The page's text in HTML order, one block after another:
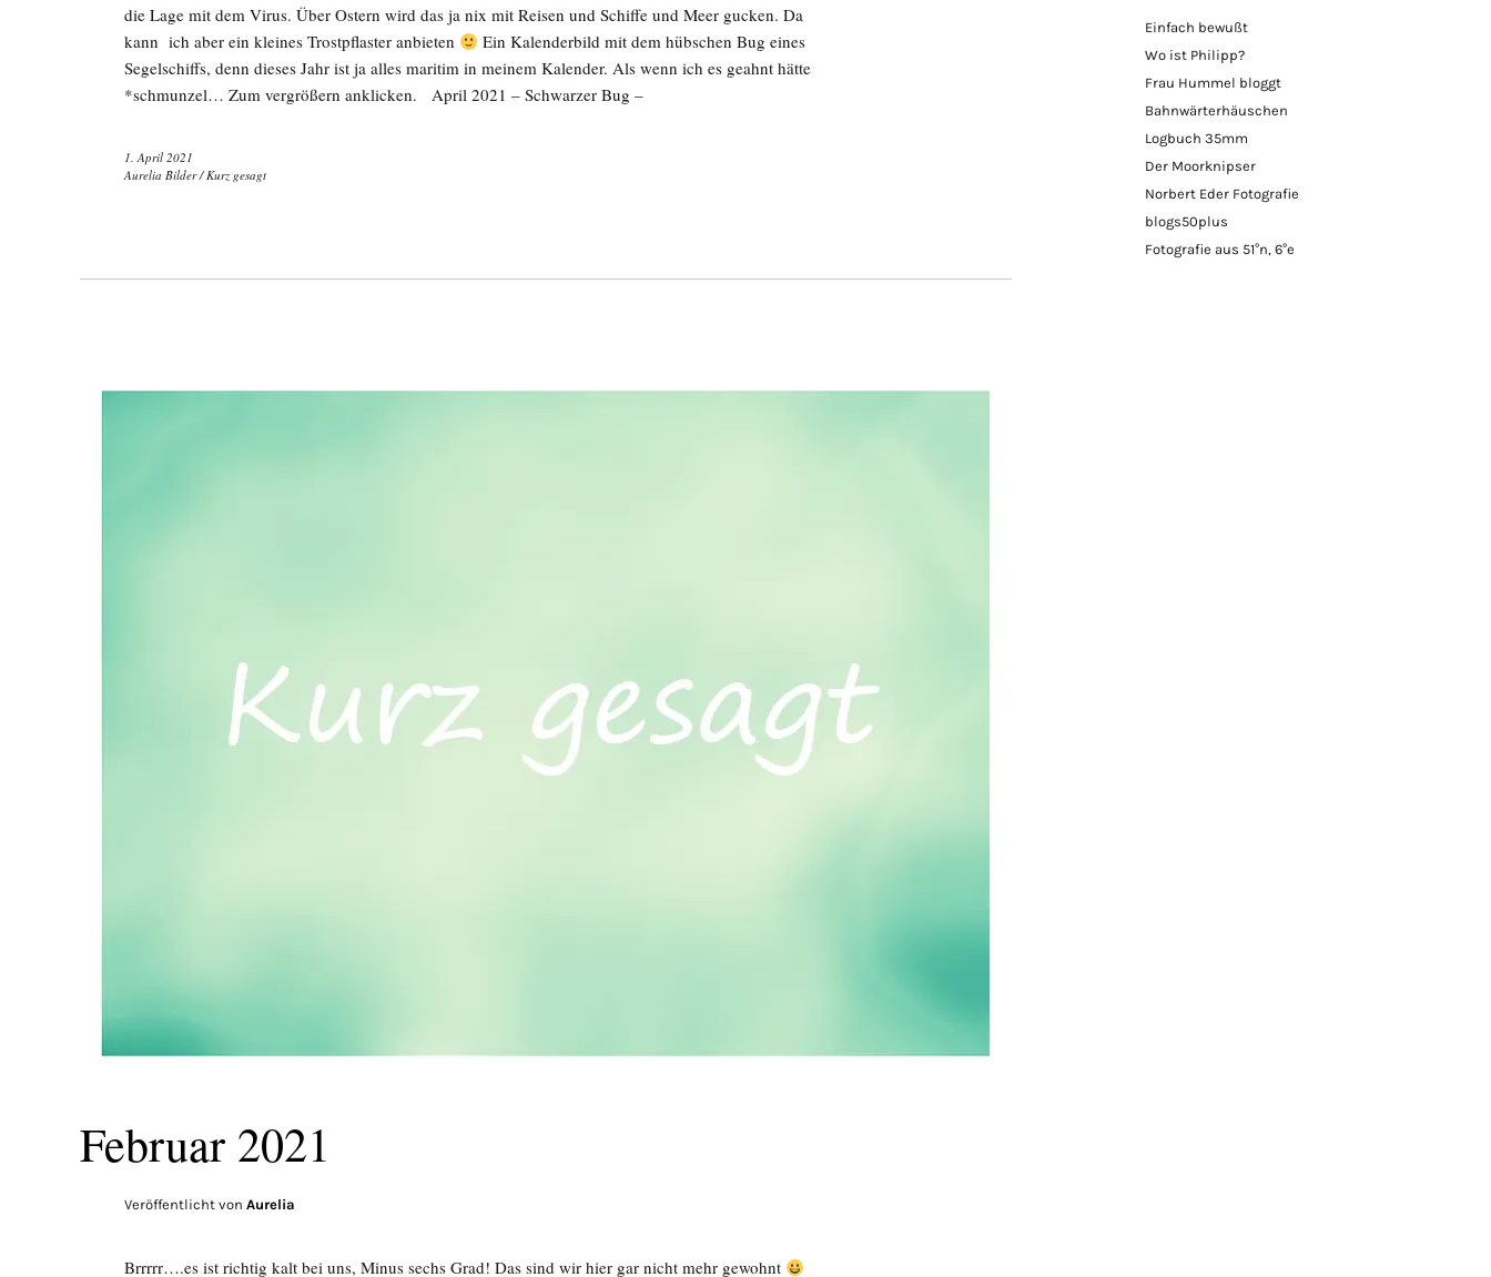
die Lage mit dem Virus. Über Ostern wird das ja nix mit Reisen und Schiffe und Meer gucken. Da
kann ich aber ein kleines Trostpflaster anbieten
Ein Kalenderbild mit dem hübschen Bug eines
Segelschiffs, denn dieses Jahr ist ja alles maritim in meinem Kalender. Als wenn ich es geahnt hätte
*schmunzel… Zum vergrößern anklicken. April 2021 – Schwarzer Bug –
1. April 2021
Aurelia Bilder/Kurz gesagt
Februar 2021
Veröffentlicht von Aurelia
Brrrrr….es ist richtig kalt bei uns, Minus sechs Grad! Das sind wir hier gar nicht mehr gewohnt
Einfach bewußt
Wo ist Philipp?
Frau Hummel bloggt
Bahnwärterhäuschen
Logbuch 35mm
Der Moorknipser
Norbert Eder Fotografie
blogs50plus
Fotografie aus 51°n, 6°e